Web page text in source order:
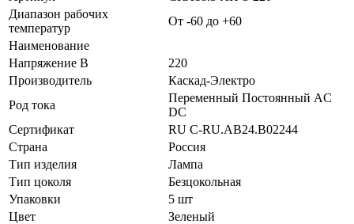
Диапазон рабочих
температур
От -60 до +60
Наименование
Напряжение В
220
Производитель
Каскад-Электро
Род тока
Переменный Постоянный AC
DC
Сертификат
RU C-RU.AB24.B02244
Страна
Россия
Тип изделия
Лампа
Тип цоколя
Безцокольная
Упаковки
5 шт
Цвет
Зеленый